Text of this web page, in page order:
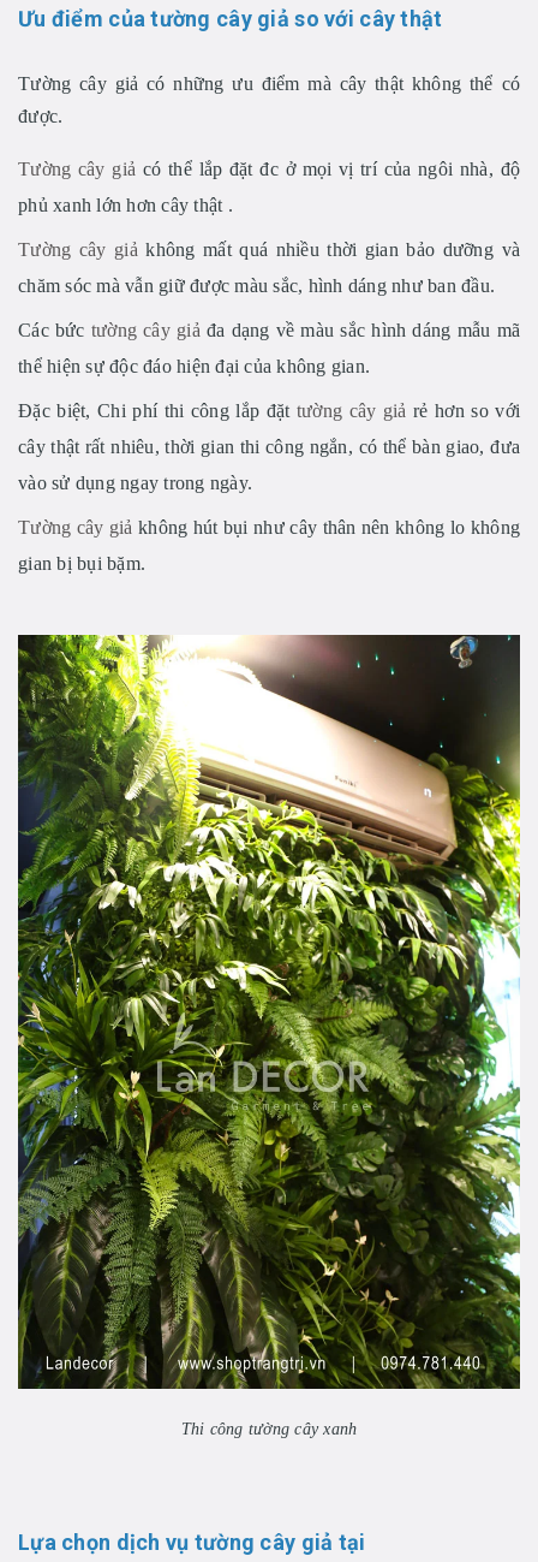
Ưu điểm của tường cây giả so với cây thật
Tường cây giả có những ưu điểm mà cây thật không thể có
được.
Tường cây giả có thể lắp đặt đc ở mọi vị trí của ngôi nhà, độ
phủ xanh lớn hơn cây thật .
Tường cây giả không mất quá nhiều thời gian bảo dưỡng và
chăm sóc mà vẫn giữ được màu sắc, hình dáng như ban đầu.
Các bức tường cây giả đa dạng về màu sắc hình dáng mẫu mã
thể hiện sự độc đáo hiện đại của không gian.
Đặc biệt, Chi phí thi công lắp đặt tường cây giả rẻ hơn so với
cây thật rất nhiêu, thời gian thi công ngắn, có thể bàn giao, đưa
vào sử dụng ngay trong ngày.
Tường cây giả không hút bụi như cây thân nên không lo không
gian bị bụi bặm.
Thi công tường cây xanh
Lựa chọn dịch vụ tường cây giả tại